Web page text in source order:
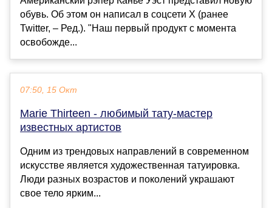
обувь. Об этом он написал в соцсети Х (ранее
Twitter, – Ред.). "Наш первый продукт с момента
освобожде...
07:50, 15 Окт
Marie Thirteen - любимый тату-мастер
известных артистов
Одним из трендовых направлений в современном
искусстве является художественная татуировка.
Люди разных возрастов и поколений украшают
свое тело ярким...